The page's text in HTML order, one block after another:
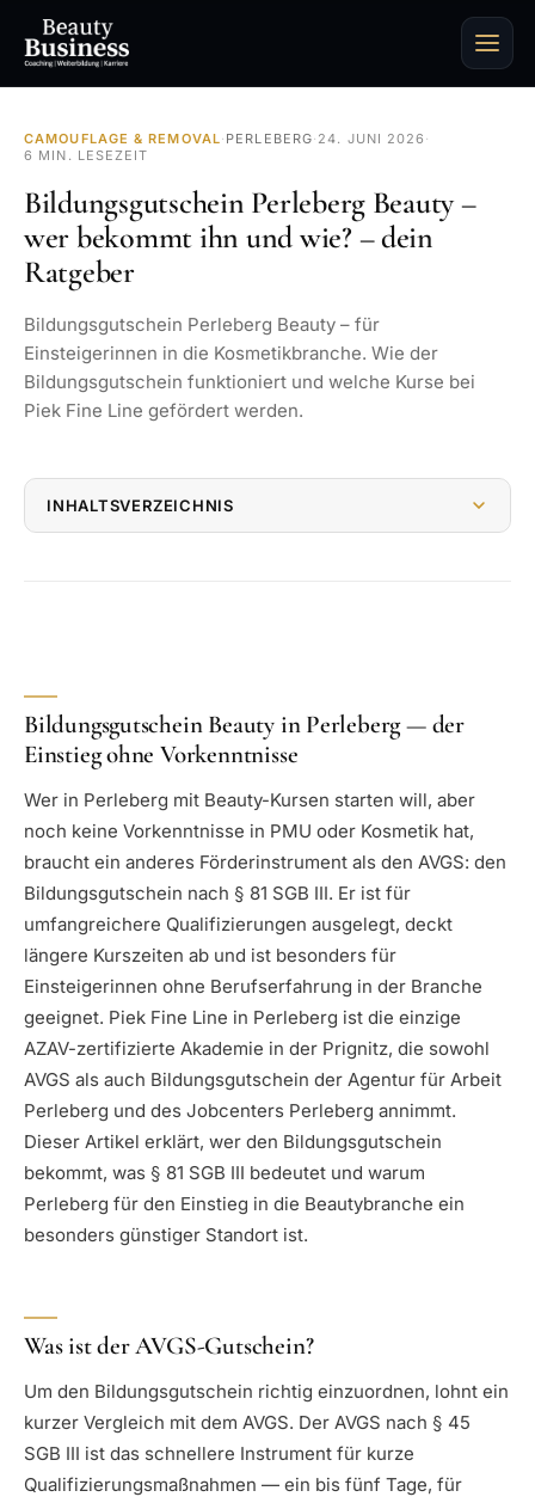
CAMOUFLAGE & REMOVAL· PERLEBERG· 24. JUNI 2026 ·
6 MIN. LESEZEIT
Bildungsgutschein Perleberg Beauty –
wer bekommt ihn und wie? – dein
Ratgeber
Bildungsgutschein Perleberg Beauty – für
Einsteigerinnen in die Kosmetikbranche. Wie der
Bildungsgutschein funktioniert und welche Kurse bei
Piek Fine Line gefördert werden.
INHALTSVERZEICHNIS
Bildungsgutschein Beauty in Perleberg — der
Einstieg ohne Vorkenntnisse
Wer in Perleberg mit Beauty-Kursen starten will, aber
noch keine Vorkenntnisse in PMU oder Kosmetik hat,
braucht ein anderes Förderinstrument als den AVGS: den
Bildungsgutschein nach § 81 SGB III. Er ist für
umfangreichere Qualifizierungen ausgelegt, deckt
längere Kurszeiten ab und ist besonders für
Einsteigerinnen ohne Berufserfahrung in der Branche
geeignet. Piek Fine Line in Perleberg ist die einzige
AZAV-zertifizierte Akademie in der Prignitz, die sowohl
AVGS als auch Bildungsgutschein der Agentur für Arbeit
Perleberg und des Jobcenters Perleberg annimmt.
Dieser Artikel erklärt, wer den Bildungsgutschein
bekommt, was § 81 SGB III bedeutet und warum
Perleberg für den Einstieg in die Beautybranche ein
besonders günstiger Standort ist.
Was ist der AVGS-Gutschein?
Um den Bildungsgutschein richtig einzuordnen, lohnt ein
kurzer Vergleich mit dem AVGS. Der AVGS nach § 45
SGB III ist das schnellere Instrument für kurze
Qualifizierungsmaßnahmen — ein bis fünf Tage, für